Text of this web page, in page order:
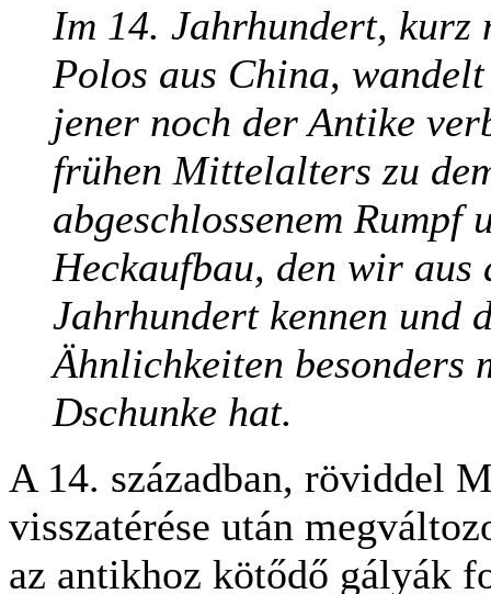
Im 14. Jahrhundert, kurz
Polos aus China,
jener noch der Antike
frühen Mittelalters zu
abgeschlossenem Rumpf
Heckaufbau, den wir aus
Jahrhundert kennen und
Ähnlichkeiten besonders
Dschunke hat.
A 14. században, röviddel
visszatérése után
az antikhoz kötődő gályák